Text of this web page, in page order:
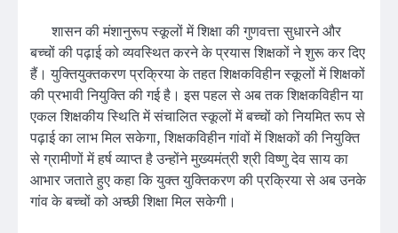
शासन की मंशानुरूप स्कूलों में शिक्षा की गुणवत्ता सुधारने और
बच्चों की पढ़ाई को व्यवस्थित करने के प्रयास शिक्षकों ने शुरू कर दिए
हैं। युक्तियुक्तकरण प्रक्रिया के तहत शिक्षकविहीन स्कूलों में शिक्षकों
की प्रभावी नियुक्ति की गई है। इस पहल से अब तक शिक्षकविहीन या
एकल शिक्षकीय स्थिति में संचालित स्कूलों में बच्चों को नियमित रूप से
पढ़ाई का लाभ मिल सकेगा, शिक्षकविहीन गांवों में शिक्षकों की नियुक्ति
से ग्रामीणों में हर्ष व्याप्त है उन्होंने मुख्यमंत्री श्री विष्णु देव साय का
आभार जताते हुए कहा कि युक्त युक्तिकरण की प्रक्रिया से अब उनके
गांव के बच्चों को अच्छी शिक्षा मिल सकेगी।